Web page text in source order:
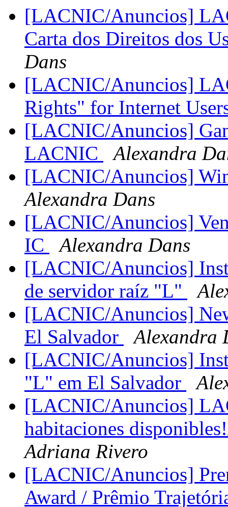
[LACNIC/Anuncios]
Carta dos Direitos dos
Dans
[LACNIC/Anuncios]
Rights" for Internet
[LACNIC/Anuncios]
LACNIC
Alexandra
[LACNIC/Anuncios]
Alexandra Dans
[LACNIC/Anuncios]
IC
Alexandra Dans
[LACNIC/Anuncios]
de servidor raíz "L"
[LACNIC/Anuncios]
El Salvador
Alexandra
[LACNIC/Anuncios]
"L" em El Salvador
[LACNIC/Anuncios]
habitaciones
Adriana Rivero
[LACNIC/Anuncios]
Award / Prêmio